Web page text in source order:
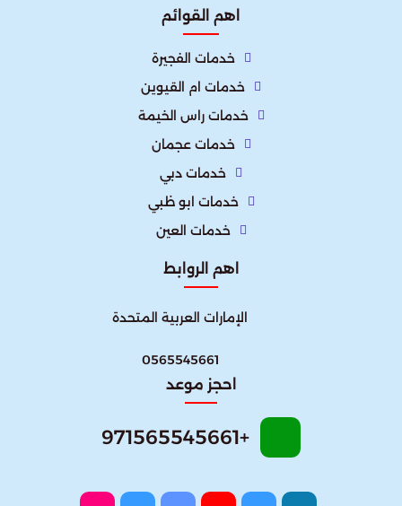
اهم القوائم
خدمات الفجيرة
خدمات ام القيوين
خدمات راس الخيمة
خدمات عجمان
خدمات دبي
خدمات ابو ظبي
خدمات العين
اهم الروابط
الإمارات العربية المتحدة​
0565545661
احجز موعد
+971565545661